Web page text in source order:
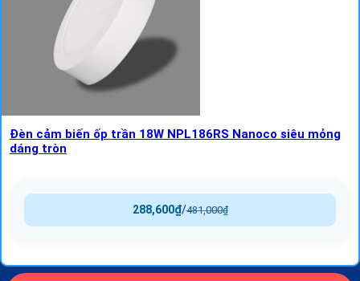
Đèn cảm biến ốp trần 18W NPL186RS Nanoco siêu mỏng
dáng tròn
481,000₫
/
288,600₫